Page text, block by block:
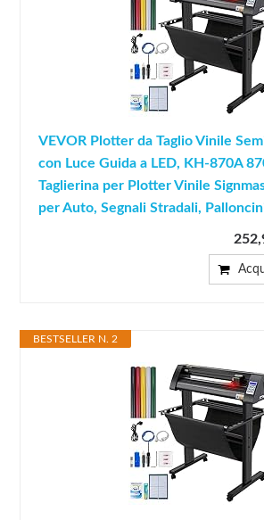
VEVOR Plotter da Taglio Vinile
con Luce Guida a LED, KH-870A
Taglierina per Plotter Vinile
per Auto, Segnali Stradali,
BESTSELLER N. 2